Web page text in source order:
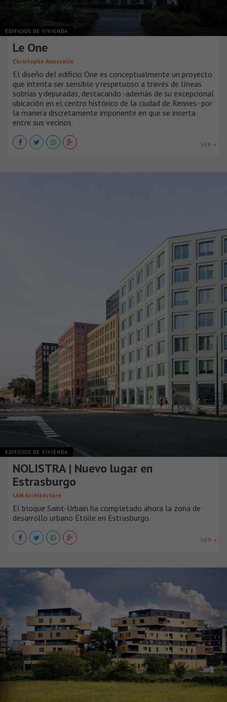
EDIFICIOS DE VIVIENDA
Le One
Christophe Rousselle
El diseño del edificio One es conceptualmente un proyecto
que intenta ser sensible y respetuoso a través de líneas
sobrias y depuradas, destacando -además de su excepcional
ubicación en el centro histórico de la ciudad de Rennes- por
la manera discretamente imponente en que se inserta
entre sus vecinos.
VER +
EDIFICIOS DE VIVIENDA
NOLISTRA | Nuevo lugar en
Estrasburgo
LAN Architecture
El bloque Saint-Urbain ha completado ahora la zona de
desarrollo urbano Étoile en Estrasburgo.
VER +